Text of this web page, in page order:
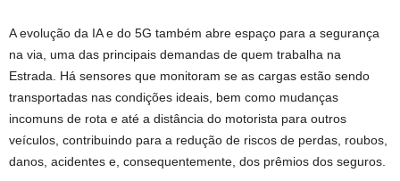
A evolução da IA e do 5G também abre espaço para a segurança
na via, uma das principais demandas de quem trabalha na
Estrada. Há sensores que monitoram se as cargas estão sendo
transportadas nas condições ideais, bem como mudanças
incomuns de rota e até a distância do motorista para outros
veículos, contribuindo para a redução de riscos de perdas, roubos,
danos, acidentes e, consequentemente, dos prêmios dos seguros.